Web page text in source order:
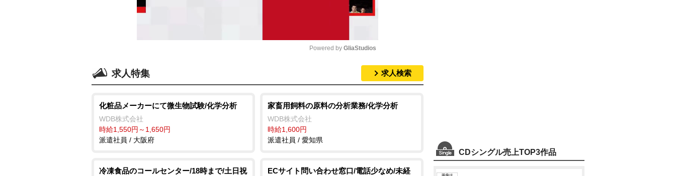
t
Powered by GliaStudios
求人特集 求人検索
化粧品メーカーにて微生物試験/化学分析
WDB株式会社
時給1,550円～1,650円
派遣社員 / 大阪府
家畜用飼料の原料の分析業務/化学分析
WDB株式会社
時給1,600円
派遣社員 / 愛知県
冷凍食品のコールセンター/18時まで/土日祝
ECサイト問い合わせ窓口/電話少なめ/未経
CDシングル売上TOP3作品